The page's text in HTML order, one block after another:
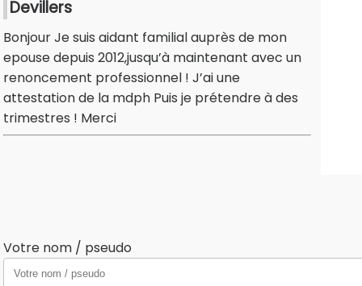
Devillers
Bonjour Je suis aidant familial auprès de mon
epouse depuis 2012,jusqu’à maintenant avec un
renoncement professionnel ! J’ai une
attestation de la mdph Puis je prétendre à des
trimestres ! Merci
Votre nom / pseudo